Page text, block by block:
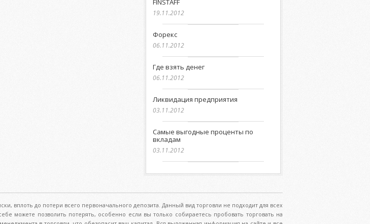
FINSTAFF
19.11.2012
Форекс
06.11.2012
Где взять денег
06.11.2012
Ликвидация предприятия
03.11.2012
Самые выгодные проценты по
вкладам
03.11.2012
вплоть до потери всего первоначального депозита. Данный вид торговли не подходит для всех
можете позволить потерять, особенно если вы только собираетесь пробовать торговать на